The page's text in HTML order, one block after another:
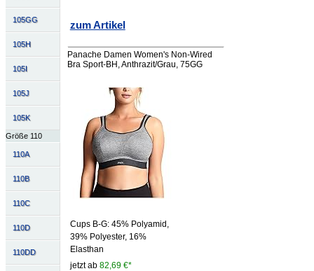
105GG
105H
105I
105J
105K
Größe 110
110A
110B
110C
110D
110DD
zum Artikel
Panache Damen Women's Non-Wired
Bra Sport-BH, Anthrazit/Grau, 75GG
Cups B-G: 45% Polyamid,
39% Polyester, 16%
Elasthan
jetzt ab 82,69 €*